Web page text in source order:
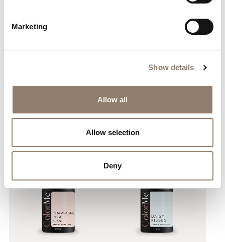
Marketing
Show details
Allow all
Allow selection
Deny
Sie mögen vielleicht auch